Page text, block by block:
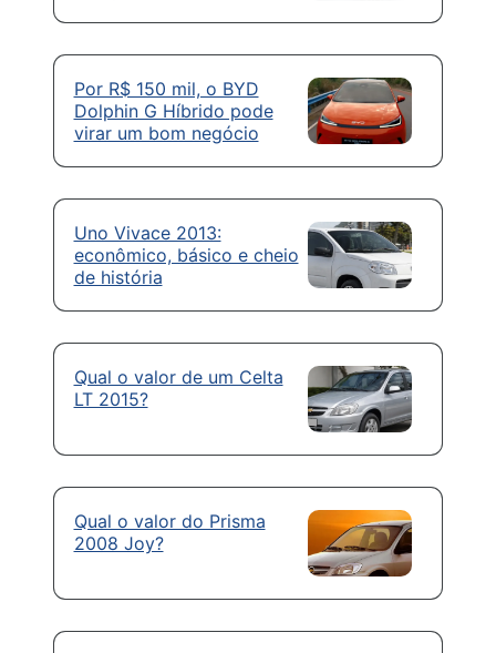
Por R$ 150 mil, o BYD
Dolphin G Híbrido pode
virar um bom negócio
Uno Vivace 2013:
econômico, básico e cheio
de história
Qual o valor de um Celta
LT 2015?
Qual o valor do Prisma
2008 Joy?